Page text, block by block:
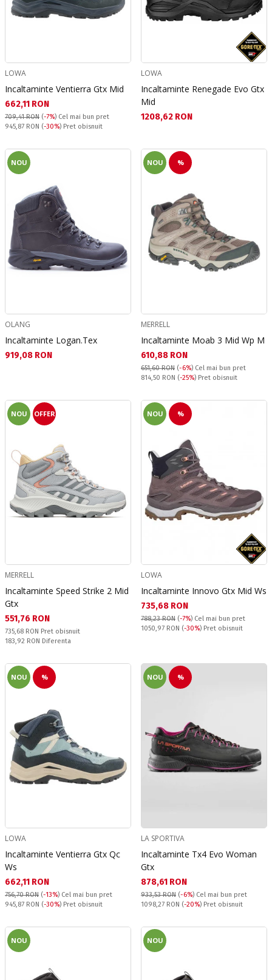
LOWA
Incaltaminte Ventierra Gtx Mid
Текуща цена:
662,11 RON
709,41 RON (-7%) Cel mai bun pret
Pret obisnuit:
945,87 RON (-30%) Pret obisnuit
LOWA
Incaltaminte Renegade Evo Gtx
Mid
Текуща цена:
1208,62 RON
NOU
OLANG
Incaltaminte Logan.Tex
Текуща цена:
919,08 RON
NOU %
MERRELL
Incaltaminte Moab 3 Mid Wp M
Текуща цена:
610,88 RON
651,60 RON (-6%) Cel mai bun pret
Pret obisnuit:
814,50 RON (-25%) Pret obisnuit
NOU OFFER
MERRELL
Incaltaminte Speed Strike 2 Mid
Gtx
Текуща цена:
551,76 RON
Pret obisnuit:
735,68 RON Pret obisnuit
Спестявате:
183,92 RON Diferenta
NOU %
LOWA
Incaltaminte Innovo Gtx Mid Ws
Текуща цена:
735,68 RON
788,23 RON (-7%) Cel mai bun pret
Pret obisnuit:
1050,97 RON (-30%) Pret obisnuit
NOU %
LOWA
Incaltaminte Ventierra Gtx Qc
Ws
Текуща цена:
662,11 RON
756,70 RON (-13%) Cel mai bun pret
Pret obisnuit:
945,87 RON (-30%) Pret obisnuit
NOU %
LA SPORTIVA
Incaltaminte Tx4 Evo Woman
Gtx
Текуща цена:
878,61 RON
933,53 RON (-6%) Cel mai bun pret
Pret obisnuit:
1098,27 RON (-20%) Pret obisnuit
NOU NOU